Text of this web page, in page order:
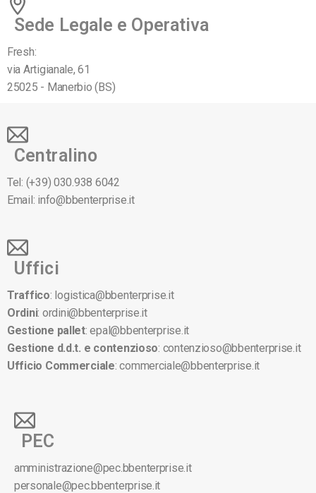
Sede Legale e Operativa
Fresh:
via Artigianale, 61
25025 - Manerbio (BS)
Centralino
Tel: (+39) 030.938 6042
Email: info@bbenterprise.it
Uffici
Traffico: logistica@bbenterprise.it
Ordini: ordini@bbenterprise.it
Gestione pallet:epal@bbenterprise.it
Gestione d.d.t. e contenzioso: contenzioso@bbenterprise.it
Ufficio Commerciale:commerciale@bbenterprise.it
PEC
amministrazione@pec.bbenterprise.it
personale@pec.bbenterprise.it